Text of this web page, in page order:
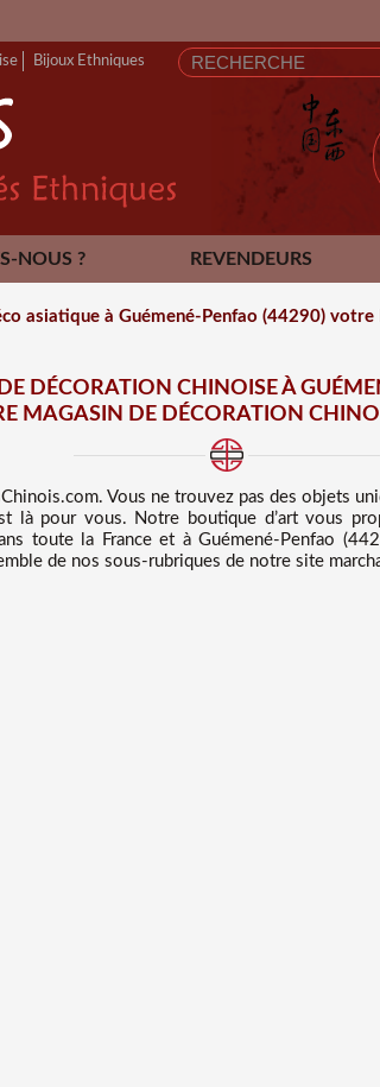
Bijoux Ethniques
NOUS ? REVENDEURS
CONTACT
asiatique à Guémené-Penfao (44290)
DÉCORATION CHINOISE À
MAGASIN DE DÉCORATION
Vous ne trouvez pas desobjets
là pour vous. Notre boutique d’art vous
toute la France et à Guémené-Penfao
de nos sous-rubriques de notre site